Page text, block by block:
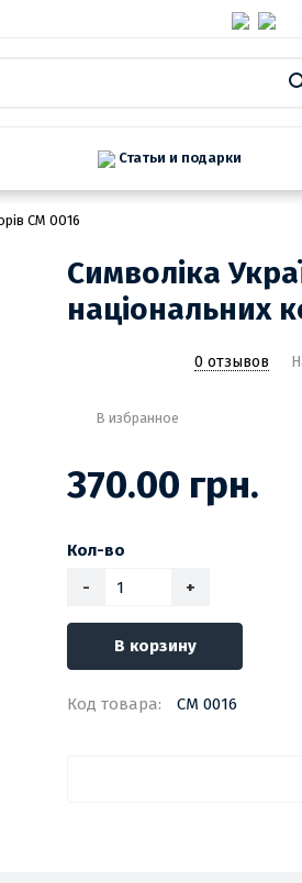
Статьи и подарки
СМ 0016
Символіка
національних
0 отзывов
В избранное
370.00 грн.
Кол-во
-
+
В корзину
Код товара: СМ 0016